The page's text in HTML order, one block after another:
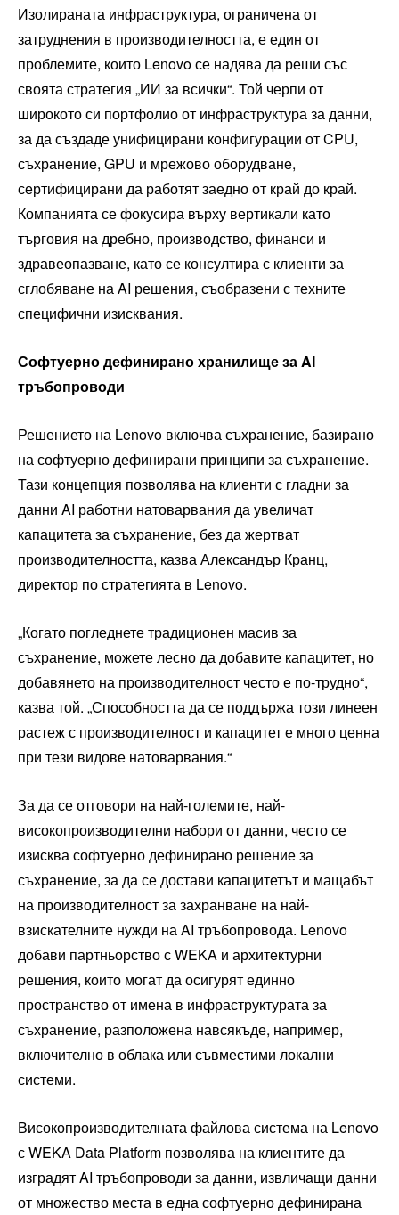
Изолираната инфраструктура, ограничена от
затруднения в производителността, е един от
проблемите, които Lenovo се надява да реши със
своята стратегия „ИИ за всички“. Той черпи от
широкото си портфолио от инфраструктура за данни,
за да създаде унифицирани конфигурации от CPU,
съхранение, GPU и мрежово оборудване,
сертифицирани да работят заедно от край до край.
Компанията се фокусира върху вертикали като
търговия на дребно, производство, финанси и
здравеопазване, като се консултира с клиенти за
сглобяване на AI решения, съобразени с техните
специфични изисквания.
Софтуерно дефинирано хранилище за AI
тръбопроводи
Решението на Lenovo включва съхранение, базирано
на софтуерно дефинирани принципи за съхранение.
Тази концепция позволява на клиенти с гладни за
данни AI работни натоварвания да увеличат
капацитета за съхранение, без да жертват
производителността, казва Александър Кранц,
директор по стратегията в Lenovo.
„Когато погледнете традиционен масив за
съхранение, можете лесно да добавите капацитет, но
добавянето на производителност често е по-трудно“,
казва той. „Способността да се поддържа този линеен
растеж с производителност и капацитет е много ценна
при тези видове натоварвания.“
За да се отговори на най-големите, най-
високопроизводителни набори от данни, често се
изисква софтуерно дефинирано решение за
съхранение, за да се достави капацитетът и мащабът
на производителност за захранване на най-
взискателните нужди на AI тръбопровода. Lenovo
добави партньорство с WEKA и архитектурни
решения, които могат да осигурят единно
пространство от имена в инфраструктурата за
съхранение, разположена навсякъде, например,
включително в облака или съвместими локални
системи.
Високопроизводителната файлова система на Lenovo
с WEKA Data Platform позволява на клиентите да
изградят AI тръбопроводи за данни, извличащи данни
от множество места в една софтуерно дефинирана